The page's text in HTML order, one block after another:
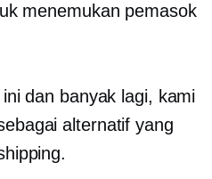
menemukan pemasok
dan banyak lagi, kami
alternatif yang